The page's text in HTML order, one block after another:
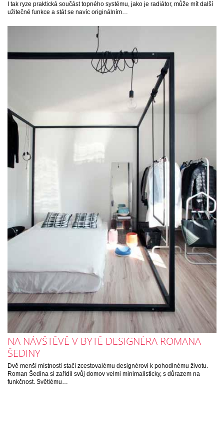
I tak ryze praktická součást topného systému, jako je radiátor, může mít další
užitečné funkce a stát se navíc originálním…
NA NÁVŠTĚVĚ V BYTĚ DESIGNÉRA ROMANA
ŠEDINY
Dvě menší místnosti stačí zcestovalému designérovi k pohodlnému životu.
Roman Šedina si zařídil svůj domov velmi minimalisticky, s důrazem na
funkčnost. Světlému…